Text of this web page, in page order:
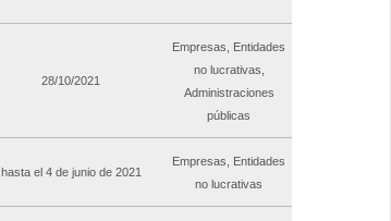
28/10/2021
Empresas, Entidades
no lucrativas,
Administraciones
públicas
hasta el 4 de junio de 2021
Empresas, Entidades
no lucrativas